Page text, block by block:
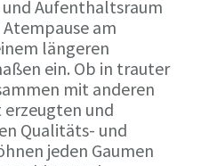
Aufenthaltsraum
am
längeren
ein. Ob in trauter
mit anderen
erzeugten und
Qualitäts- und
jeden Gaumen